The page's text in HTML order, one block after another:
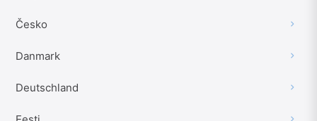
Česko
Danmark
Deutschland